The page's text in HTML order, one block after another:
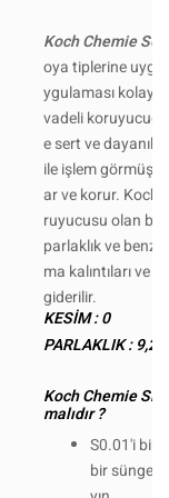
Koch Chemie
oya tiplerine
ygulaması kolay
vadeli
e sert ve
ile işlem görmüş
ar ve korur. Koch
ruyucusu olan bu
parlaklık ve
ma kalıntıları ve
giderilir.
KESİM : 0
PARLAKLIK : 9,2
Koch Chemie
malıdır ?
S0.01'i bir
bir